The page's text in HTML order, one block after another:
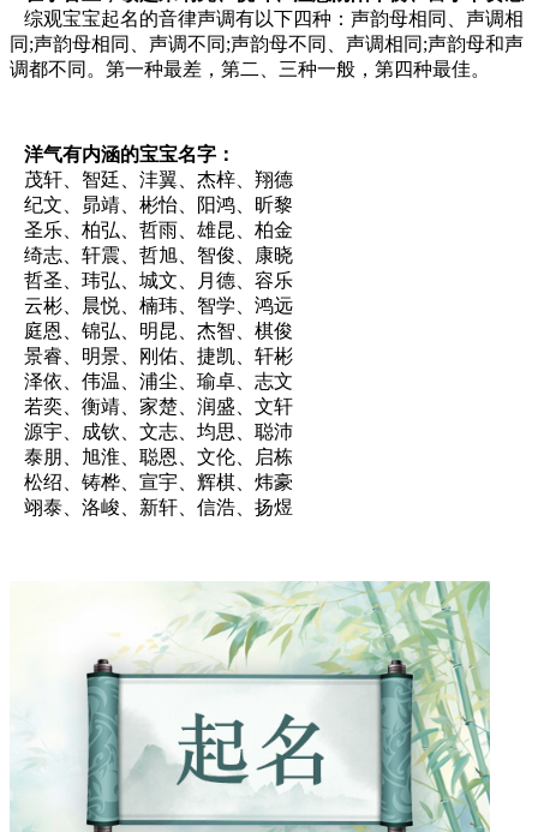
综观宝宝起名的音律声调有以下四种：声韵母相同、声调相
同;声韵母相同、声调不同;声韵母不同、声调相同;声韵母和声
调都不同。第一种最差，第二、三种一般，第四种最佳。
洋气有内涵的宝宝名字：
茂轩、智廷、沣翼、杰梓、翔德
纪文、昴靖、彬怡、阳鸿、昕黎
圣乐、柏弘、哲雨、雄昆、柏金
绮志、轩震、哲旭、智俊、康晓
哲圣、玮弘、城文、月德、容乐
云彬、晨悦、楠玮、智学、鸿远
庭恩、锦弘、明昆、杰智、棋俊
景睿、明景、刚佑、捷凯、轩彬
泽依、伟温、浦尘、瑜卓、志文
若奕、衡靖、家楚、润盛、文轩
源宇、成钦、文志、均思、聪沛
泰朋、旭淮、聪恩、文伦、启栋
松绍、铸桦、宣宇、辉棋、炜豪
翊泰、洛峻、新轩、信浩、扬煜